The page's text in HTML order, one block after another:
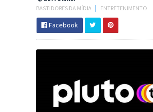
BASTIDORES DA MÍDIA
ENTRETENIMENTO
Facebook